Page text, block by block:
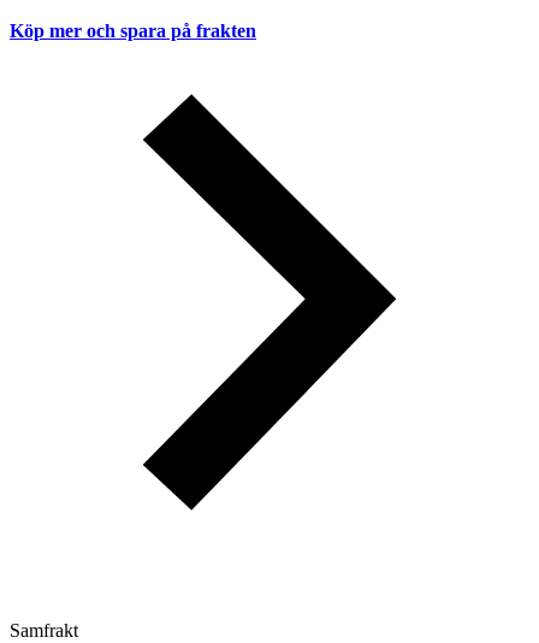
Köp mer och spara på frakten
Samfrakt